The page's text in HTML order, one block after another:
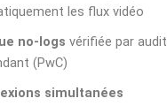
les flux vidéo
no-logs vérifiée par audit
(PwC)
simultanées